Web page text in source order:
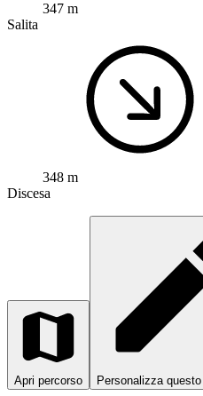
347 m
Salita
348 m
Discesa
Apri percorso Personalizza